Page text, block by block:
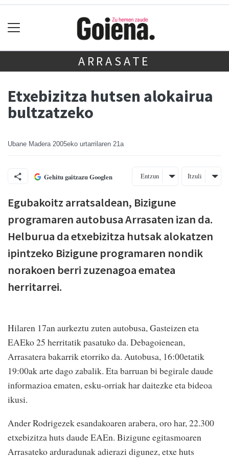
ARRASATE
Etxebizitza hutsen alokairua
bultzatzeko
Ubane Madera 2005eko urtarrilaren 21a
Gehitu gaitzazu Googlen Entzun Itzuli
Egubakoitz arratsaldean, Bizigune
programaren autobusa Arrasaten izan da.
Helburua da etxebizitza hutsak alokatzen
ipintzeko Bizigune programaren nondik
norakoen berri zuzenagoa ematea
herritarrei.
Hilaren 17an aurkeztu zuten autobusa, Gasteizen eta
EAEko 25 herritatik pasatuko da. Debagoienean,
Arrasatera bakarrik etorriko da. Autobusa, 16:00etatik
19:00ak arte dago zabalik. Eta barruan bi begirale daude
informazioa ematen, esku-orriak har daitezke eta bideoa
ikusi.
Ander Rodrigezek esandakoaren arabera, oro har, 22.300
etxebizitza huts daude EAEn. Bizigune egitasmoaren
Arrasateko arduradunak adierazi digunez, etxe huts